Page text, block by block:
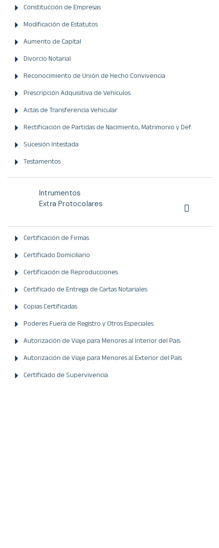
Constitucción de Empresas
Modificación de Estatutos
Aumento de Capital
Divorcio Notarial
Reconocimiento de Unión de Hecho Convivencia
Prescripción Adquisitiva de Vehículos
Actas de Transferencia Vehicular
Rectificación de Partidas de Nacimiento, Matrimonio y Def.
Sucesión Intestada
Testamentos
Intrumentos
Extra Protocolares
Certificación de Firmas
Certificado Domiciliario
Certificación de Reproducciones
Certificado de Entrega de Cartas Notariales
Copias Certificadas
Poderes Fuera de Registro y Otros Especiales
Autorización de Viaje para Menores al Interior del País
Autorización de Viaje para Menores al Exterior del País
Certificado de Supervivencia